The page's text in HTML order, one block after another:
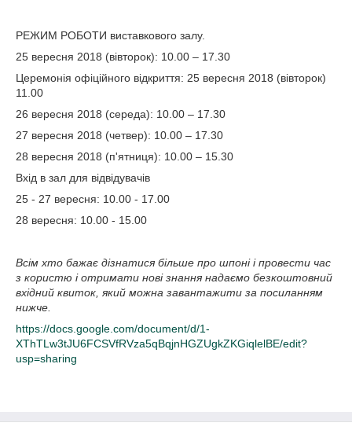
РЕЖИМ РОБОТИ виставкового залу.
25 вересня 2018 (вівторок): 10.00 – 17.30
Церемонія офіційного відкриття: 25 вересня 2018 (вівторок)
11.00
26 вересня 2018 (середа): 10.00 – 17.30
27 вересня 2018 (четвер): 10.00 – 17.30
28 вересня 2018 (п'ятниця): 10.00 – 15.30
Вхід в зал для відвідувачів
25 - 27 вересня: 10.00 - 17.00
28 вересня: 10.00 - 15.00
Всім хто бажає дізнатися більше про шпоні і провести час
з користю і отримати нові знання надаємо безкоштовний
вхідний квиток, який можна завантажити за посиланням
нижче.
https://docs.google.com/document/d/1-
XThTLw3tJU6FCSVfRVza5qBqjnHGZUgkZKGiqlelBE/edit?
usp=sharing